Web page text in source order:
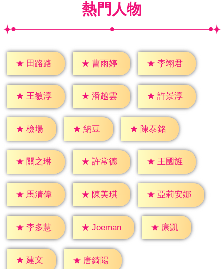
熱門人物
★ 田路路 ★ 曹雨婷 ★ 李翊君
★ 王敏淳 ★ 潘越雲 ★ 許景淳
★ 檢場 ★ 納豆 ★ 陳泰銘
★ 關之琳 ★ 許常德 ★ 王國旌
★ 馬清偉 ★ 陳美琪 ★ 亞莉安娜
★ 李多慧 ★ Joeman ★ 康凱
★ 建文 ★ 唐綺陽